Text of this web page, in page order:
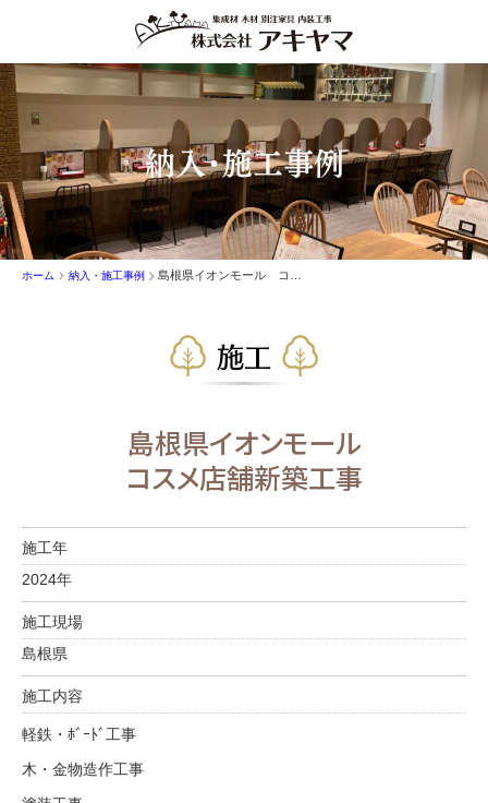
納入・施工事例
ホーム 納入・施工事例 島根県イオンモール コスメ店舗新築工事
施工
島根県イオンモール
コスメ店舗新築工事
施工年
2024年
施工現場
島根県
施工内容
軽鉄・ﾎﾞｰﾄﾞ工事
木・金物造作工事